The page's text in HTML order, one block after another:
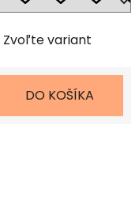
Zvoľte variant
DO KOŠÍKA